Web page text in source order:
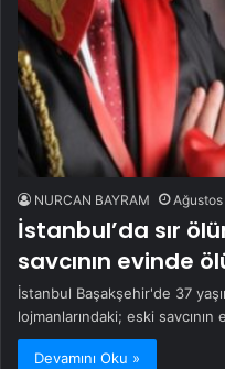
NURCAN BAYRAM
İstanbul’da sır
savcının evinde
İstanbul Başakşehir'de 37
lojmanlarındaki; eski
Devamını Oku »